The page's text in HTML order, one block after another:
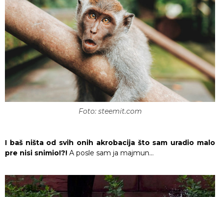
Foto: steemit.com
I baš ništa od svih onih akrobacija što sam uradio malo
pre nisi snimio!?! A posle sam ja majmun…